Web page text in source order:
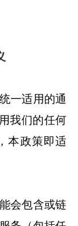
一适用的通
我们的任何
本政策即适
会包含或链